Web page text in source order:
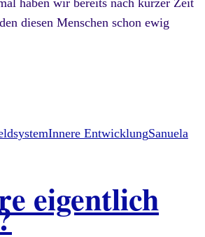
haben wir bereits nach kurzer Zeit
diesen Menschen schon ewig
Innere EntwicklungSanuela
eigentlich